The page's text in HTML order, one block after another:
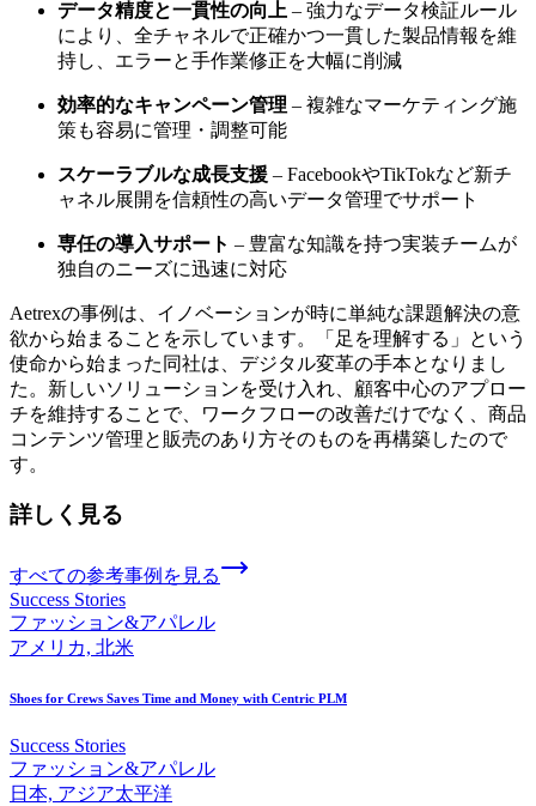
データ精度と一貫性の向上 – 強力なデータ検証ルール
により、全チャネルで正確かつ一貫した製品情報を維
持し、エラーと手作業修正を大幅に削減
効率的なキャンペーン管理 – 複雑なマーケティング施
策も容易に管理・調整可能
スケーラブルな成長支援 – FacebookやTikTokなど新チ
ャネル展開を信頼性の高いデータ管理でサポート
専任の導入サポート – 豊富な知識を持つ実装チームが
独自のニーズに迅速に対応
Aetrexの事例は、イノベーションが時に単純な課題解決の意
欲から始まることを示しています。「足を理解する」という
使命から始まった同社は、デジタル変革の手本となりまし
た。新しいソリューションを受け入れ、顧客中心のアプロー
チを維持することで、ワークフローの改善だけでなく、商品
コンテンツ管理と販売のあり方そのものを再構築したので
す。
詳しく 見る
すべての参考事例を見る
Success Stories
ファッション&アパレル
アメリカ, 北米
Shoes for Crews Saves Time and Money with Centric PLM
Success Stories
ファッション&アパレル
日本, アジア太平洋